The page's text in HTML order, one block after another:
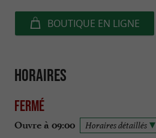
BOUTIQUE EN LIGNE
Horaires
Fermé
Ouvre à 09:00 Horaires détaillés